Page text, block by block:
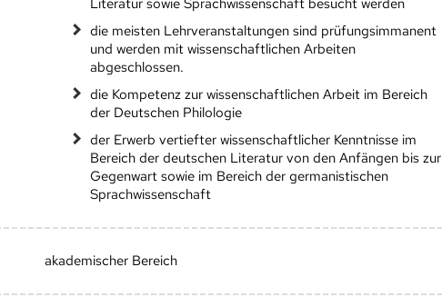
Literatur sowie Sprachwissenschaft besucht werden
die meisten Lehrveranstaltungen sind prüfungsimmanent
und werden mit wissenschaftlichen Arbeiten
abgeschlossen.
die Kompetenz zur wissenschaftlichen Arbeit im Bereich
der Deutschen Philologie
der Erwerb vertiefter wissenschaftlicher Kenntnisse im
Bereich der deutschen Literatur von den Anfängen bis zur
Gegenwart sowie im Bereich der germanistischen
Sprachwissenschaft
akademischer Bereich